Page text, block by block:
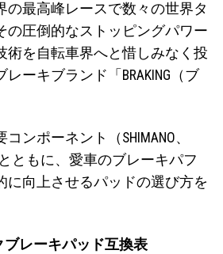
の最高峰レースで数々の世界タ
の圧倒的なストッピングパワー
術を自転車界へと惜しみなく投
ーキブランド「BRAKING（ブ
ンポーネント（SHIMANO、
ともに、愛車のブレーキパフ
に向上させるパッドの選び方を
ブレーキパッド互換表